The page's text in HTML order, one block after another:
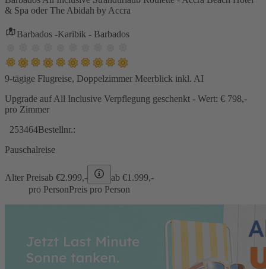
& Spa oder The Abidah by Accra
Barbados -Karibik - Barbados
9-tägige Flugreise, Doppelzimmer Meerblick inkl. AI
Upgrade auf All Inclusive Verpflegung geschenkt - Wert: € 798,-
pro Zimmer
253464Bestellnr.:
Pauschalreise
Alter Preisab €2.999,- ab €1.999,-
pro PersonPreis pro Person